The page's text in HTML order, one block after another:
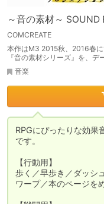
～音の素材～ SOUND
COMCREATE
本作はM3 2015秋、2016春
『音の素材シリーズ』を、デ
音楽
RPGにぴったりな効果
です。
【行動用】
歩く／早歩き／ダッシ
ワープ／本のページを